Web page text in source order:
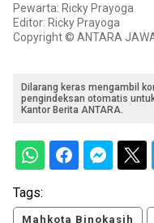
Pewarta: Ricky Prayoga
Editor: Ricky Prayoga
Copyright © ANTARA
Dilarang keras mengambil
pengindeksan otomatis
Kantor Berita ANTARA.
Tags:
Mahkota Binokasih